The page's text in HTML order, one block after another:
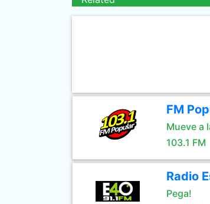
FM
Mueve a
103.1 FM
Radio
Pega!